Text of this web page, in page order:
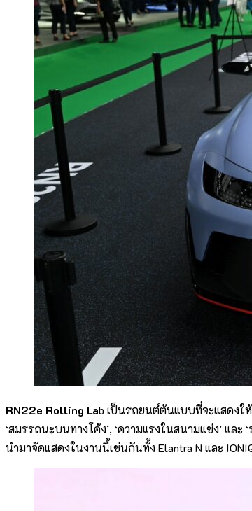
RN22e Rolling Lab เป็นรถยนต์ต้นแบบที่จะแสดง
‘สมรรถนะบนทางโค้ง’, ‘ความแรงในสนามแข่ง’
นำมาจัดแสดงในงานนี้เช่นกันทั้ง Elantra N และ